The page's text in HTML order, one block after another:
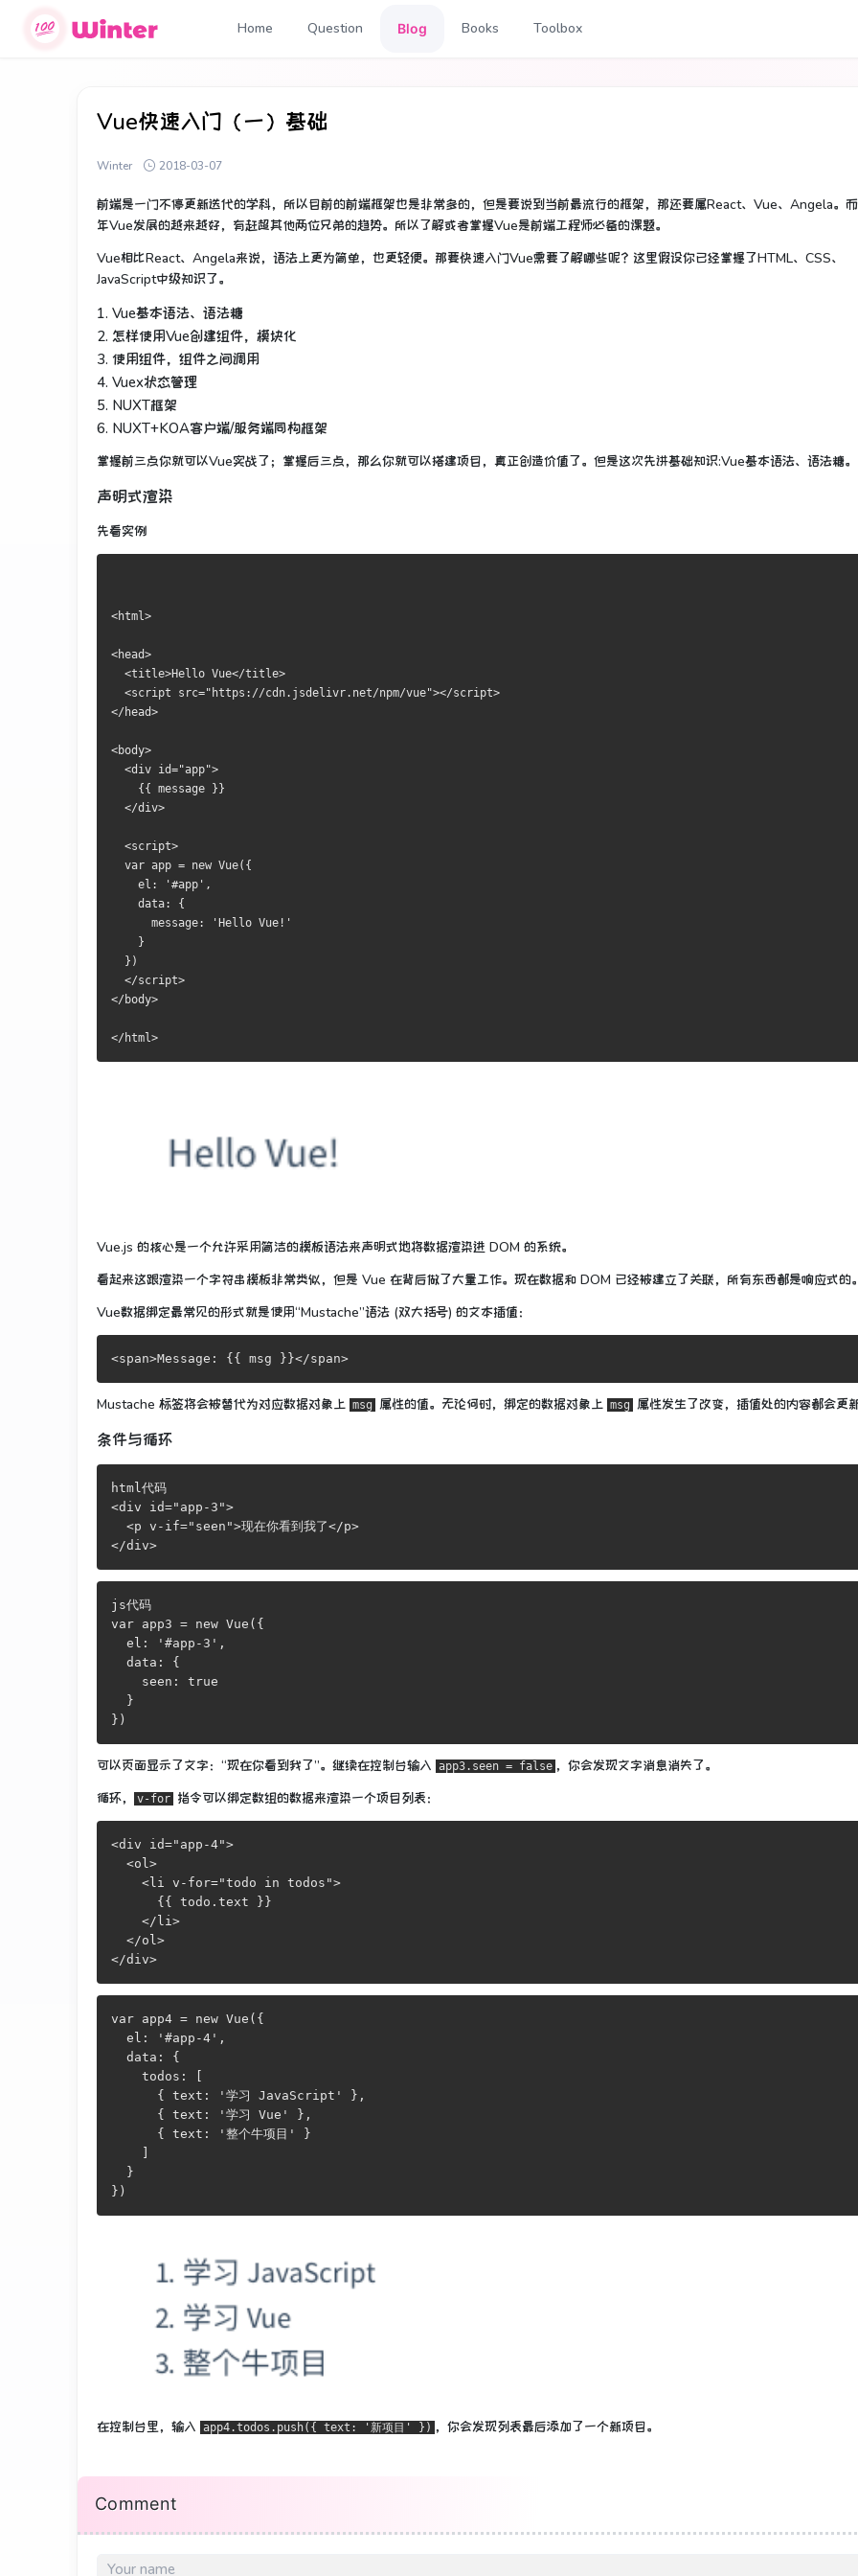
Home Question Blog Books Toolbox
Vue快速入门（一）基础
Winter 2018-03-07
前端是一门不停更新迭代的学科，所以目前的前端框架也是非常多的，但是要说到当前最流行的框架，那还要属React、Vue、Angela。
年Vue发展的越来越好，有赶超其他两位兄弟的趋势。所以了解或者掌握Vue是前端工程师必备的课题。
Vue相比React、Angela来说，语法上更为简单，也更轻便。那要快速入门Vue需要了解哪些呢？这里假设你已经掌握了HTML、CSS、
JavaScript中级知识了。
1. Vue基本语法、语法糖
2. 怎样使用Vue创建组件，模块化
3. 使用组件，组件之间调用
4. Vuex状态管理
5. NUXT框架
6. NUXT+KOA客户端/服务端同构框架
掌握前三点你就可以Vue实战了；掌握后三点，那么你就可以搭建项目，真正创造价值了。但是这次先讲基础知识:Vue基本语法、语法糖。
声明式渲染
先看实例
<html>
<head>
  <title>Hello Vue</title>
  <script src="https://cdn.jsdelivr.net/npm/vue"></script>
</head>
<body>
  <div id="app">
{{ message }}
  </div>
  <script>
  var app = new Vue({
el: '#app',
data: {
message: 'Hello Vue!'
}
  })
  </script>
</body>
Vue.js 的核心是一个允许采用简洁的模板语法来声明式地将数据渲染进 DOM 的系统。
看起来这跟渲染一个字符串模板非常类似，但是 Vue 在背后做了大量工作。现在数据和 DOM 已经被建立了关联，所有东西都是响应式的
Vue数据绑定最常见的形式就是使用“Mustache”语法 (双大括号) 的文本插值：
<span>Message: {{ msg }}</span>
Mustache 标签将会被替代为对应数据对象上 msg 属性的值。无论何时，绑定的数据对象上 msg 属性发生了改变，插值处的内容都会更
条件与循环
html代码
<div id="app-3">
  <p v-if="seen">现在你看到我了</p>
</div>
js代码
var app3 = new Vue({
  el: '#app-3',
  data: {
    seen: true
  }
})
可以页面显示了文字：“现在你看到我了”。继续在控制台输入 app3.seen = false ，你会发现文字消息消失了。
循环，
v-for 指令可以绑定数组的数据来渲染一个项目列表：
<div id="app-4">
  <ol>
    <li v-for="todo in todos">
      {{ todo.text }}
    </li>
  </ol>
</div>
var app4 = new Vue({
  el: '#app-4',
  data: {
    todos: [
      { text: '学习 JavaScript' },
      { text: '学习 Vue' },
      { text: '整个牛项目' }
  }
})
在控制台里，输入 app4.todos.push({ text: '新项目' }) ，你会发现列表最后添加了一个新项目。
Comment